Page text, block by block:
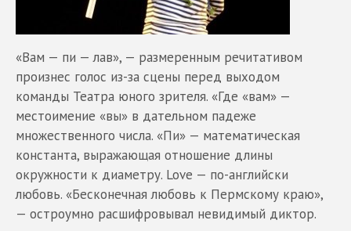
«Вам — пи — лав», — размеренным речитативом
произнес голос из-за сцены перед выходом
команды Театра юного зрителя. «Где «вам» —
местоимение «вы» в дательном падеже
множественного числа. «Пи» — математическая
константа, выражающая отношение длины
окружности к диаметру. Love — по-английски
любовь. «Бесконечная любовь к Пермскому краю»,
— остроумно расшифровывал невидимый диктор.